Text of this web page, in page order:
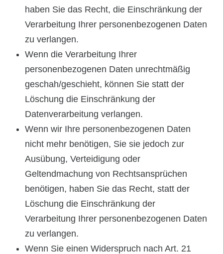
haben Sie das Recht, die Einschränkung der
Verarbeitung Ihrer personenbezogenen Daten
zu verlangen.
Wenn die Verarbeitung Ihrer
personenbezogenen Daten unrechtmäßig
geschah/geschieht, können Sie statt der
Löschung die Einschränkung der
Datenverarbeitung verlangen.
Wenn wir Ihre personenbezogenen Daten
nicht mehr benötigen, Sie sie jedoch zur
Ausübung, Verteidigung oder
Geltendmachung von Rechtsansprüchen
benötigen, haben Sie das Recht, statt der
Löschung die Einschränkung der
Verarbeitung Ihrer personenbezogenen Daten
zu verlangen.
Wenn Sie einen Widerspruch nach Art. 21